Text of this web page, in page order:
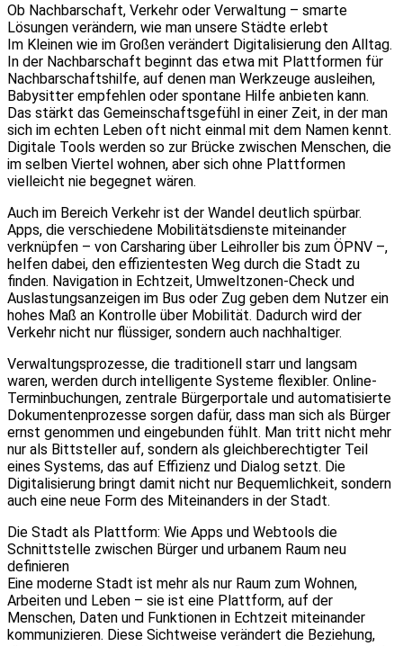
Ob Nachbarschaft, Verkehr oder Verwaltung – smarte
Lösungen verändern, wie man unsere Städte erlebt
Im Kleinen wie im Großen verändert Digitalisierung den Alltag.
In der Nachbarschaft beginnt das etwa mit Plattformen für
Nachbarschaftshilfe, auf denen man Werkzeuge ausleihen,
Babysitter empfehlen oder spontane Hilfe anbieten kann.
Das stärkt das Gemeinschaftsgefühl in einer Zeit, in der man
sich im echten Leben oft nicht einmal mit dem Namen kennt.
Digitale Tools werden so zur Brücke zwischen Menschen, die
im selben Viertel wohnen, aber sich ohne Plattformen
vielleicht nie begegnet wären.
Auch im Bereich Verkehr ist der Wandel deutlich spürbar.
Apps, die verschiedene Mobilitätsdienste miteinander
verknüpfen – von Carsharing über Leihroller bis zum ÖPNV –,
helfen dabei, den effizientesten Weg durch die Stadt zu
finden. Navigation in Echtzeit, Umweltzonen-Check und
Auslastungsanzeigen im Bus oder Zug geben dem Nutzer ein
hohes Maß an Kontrolle über Mobilität. Dadurch wird der
Verkehr nicht nur flüssiger, sondern auch nachhaltiger.
Verwaltungsprozesse, die traditionell starr und langsam
waren, werden durch intelligente Systeme flexibler. Online-
Terminbuchungen, zentrale Bürgerportale und automatisierte
Dokumentenprozesse sorgen dafür, dass man sich als Bürger
ernst genommen und eingebunden fühlt. Man tritt nicht mehr
nur als Bittsteller auf, sondern als gleichberechtigter Teil
eines Systems, das auf Effizienz und Dialog setzt. Die
Digitalisierung bringt damit nicht nur Bequemlichkeit, sondern
auch eine neue Form des Miteinanders in der Stadt.
Die Stadt als Plattform: Wie Apps und Webtools die
Schnittstelle zwischen Bürger und urbanem Raum neu
definieren
Eine moderne Stadt ist mehr als nur Raum zum Wohnen,
Arbeiten und Leben – sie ist eine Plattform, auf der
Menschen, Daten und Funktionen in Echtzeit miteinander
kommunizieren. Diese Sichtweise verändert die Beziehung,